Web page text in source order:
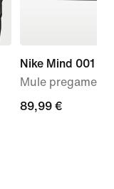
Nike Mind 001
Mule pregame –
89,99
89,99 €